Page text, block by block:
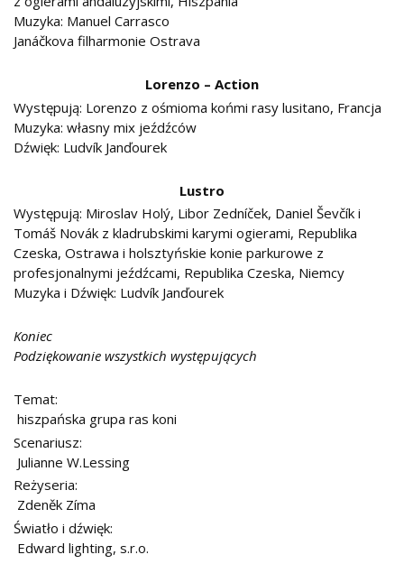
Muzyka: Manuel Carrasco
Janáčkova filharmonie Ostrava
Lorenzo – Action
Występują: Lorenzo z ośmioma końmi rasy lusitano, Francja
Muzyka: własny mix jeźdźców
Dźwięk: Ludvík Janďourek
Lustro
Występują: Miroslav Holý, Libor Zedníček, Daniel Ševčík i
Tomáš Novák z kladrubskimi karymi ogierami, Republika
Czeska, Ostrawa i holsztyńskie konie parkurowe z
profesjonalnymi jeźdźcami, Republika Czeska, Niemcy
Muzyka i Dźwięk: Ludvík Janďourek
Koniec
Podziękowanie wszystkich występujących
Temat:
hiszpańska grupa ras koni
Scenariusz:
Julianne W.Lessing
Reżyseria:
Zdeněk Zíma
Światło i dźwięk:
Edward lighting, s.r.o.